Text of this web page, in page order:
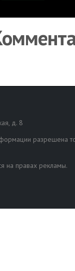
д. 8
разрешена
на правах рекламы.